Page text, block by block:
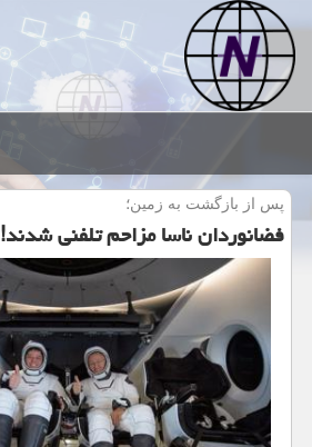
پس از بازگشت به زمین؛
فضانوردان ناسا مزاحم تلفنی شدند!